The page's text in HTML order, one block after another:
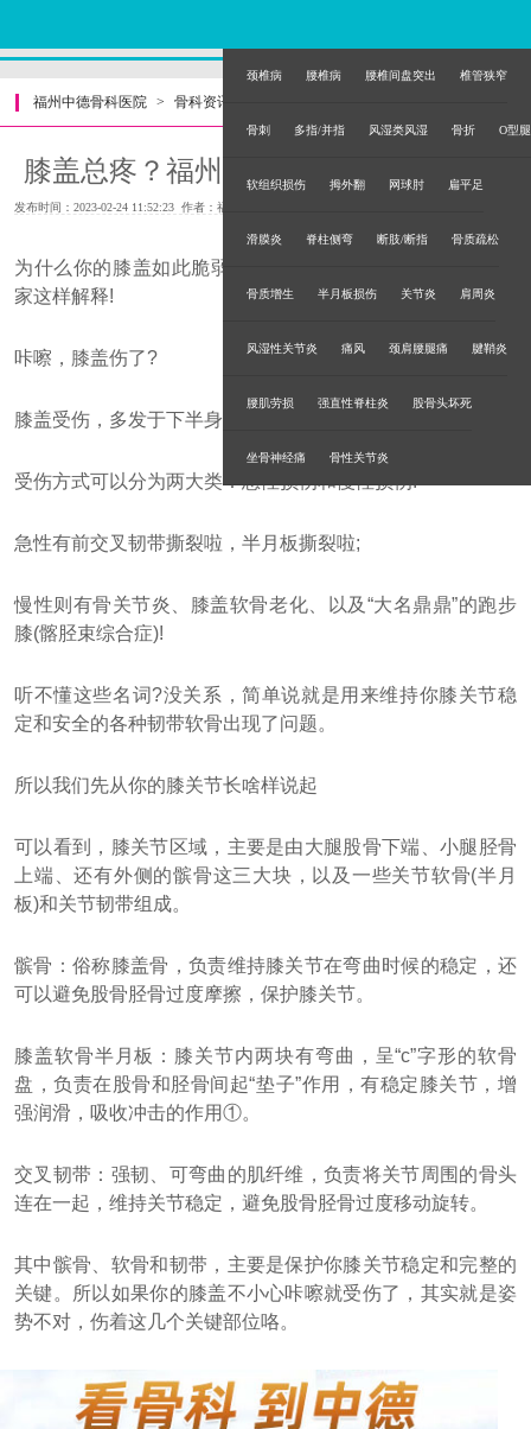
颈椎病 腰椎病 腰椎间盘突出 椎管狭窄
骨刺 多指/并指 风湿类风湿 骨折 O型腿
软组织损伤 拇外翻 网球肘 扁平足
滑膜炎 脊柱侧弯 断肢/断指 骨质疏松
骨质增生 半月板损伤 关节炎 肩周炎
风湿性关节炎 痛风 颈肩腰腿痛 腱鞘炎
腰肌劳损 强直性脊柱炎 股骨头坏死
坐骨神经痛 骨性关节炎
福州中德骨科医院 > 骨科资讯
膝盖总疼？福州专家的康复建议来了！
发布时间：2023-02-24 11:52:23 作者：福州中德骨科医院
为什么你的膝盖如此脆弱，受伤的总是它?福州骨科医院专
家这样解释!
咔嚓，膝盖伤了?
膝盖受伤，多发于下半身双腿的奔跑、急转、发力过程中
受伤方式可以分为两大类：急性损伤和慢性损伤!
急性有前交叉韧带撕裂啦，半月板撕裂啦;
慢性则有骨关节炎、膝盖软骨老化、以及“大名鼎鼎”的跑步
膝(髂胫束综合症)!
听不懂这些名词?没关系，简单说就是用来维持你膝关节稳
定和安全的各种韧带软骨出现了问题。
所以我们先从你的膝关节长啥样说起
可以看到，膝关节区域，主要是由大腿股骨下端、小腿胫骨
上端、还有外侧的髌骨这三大块，以及一些关节软骨(半月
板)和关节韧带组成。
髌骨：俗称膝盖骨，负责维持膝关节在弯曲时候的稳定，还
可以避免股骨胫骨过度摩擦，保护膝关节。
膝盖软骨半月板：膝关节内两块有弯曲，呈“c”字形的软骨
盘，负责在股骨和胫骨间起“垫子”作用，有稳定膝关节，增
强润滑，吸收冲击的作用①。
交叉韧带：强韧、可弯曲的肌纤维，负责将关节周围的骨头
连在一起，维持关节稳定，避免股骨胫骨过度移动旋转。
其中髌骨、软骨和韧带，主要是保护你膝关节稳定和完整的
关键。所以如果你的膝盖不小心咔嚓就受伤了，其实就是姿
势不对，伤着这几个关键部位咯。